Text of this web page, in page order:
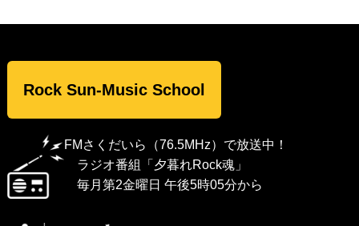
Rock Sun-Music School
FMさくだいら（76.5MHz）で放送中！
ラジオ番組「夕暮れRock魂」
毎月第2金曜日 午後5時05分から